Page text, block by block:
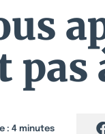
pas
: 4 minutes